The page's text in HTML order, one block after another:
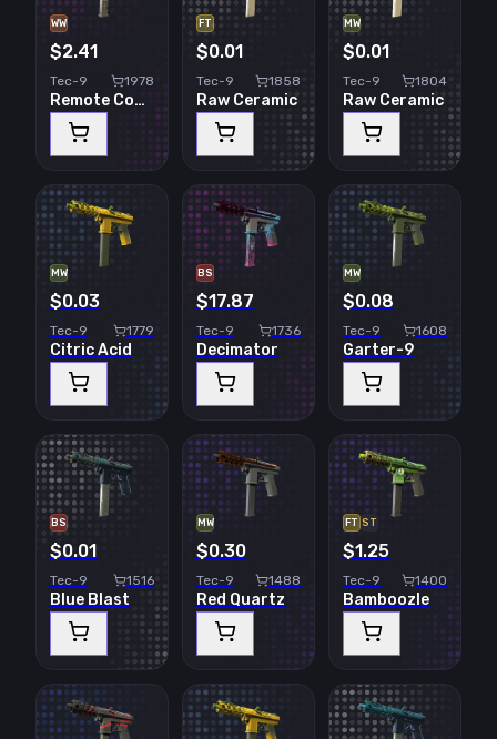
WW
$2.41
Tec-9 1978
Remote Control
FT
$0.01
Tec-9 1858
Raw Ceramic
MW
$0.01
Tec-9 1804
Raw Ceramic
MW
$0.03
Tec-9 1779
Citric Acid
BS
$17.87
Tec-9 1736
Decimator
MW
$0.08
Tec-9 1608
Garter-9
BS
$0.01
Tec-9 1516
Blue Blast
MW
$0.30
Tec-9 1488
Red Quartz
FT ST
$1.25
Tec-9 1400
Bamboozle